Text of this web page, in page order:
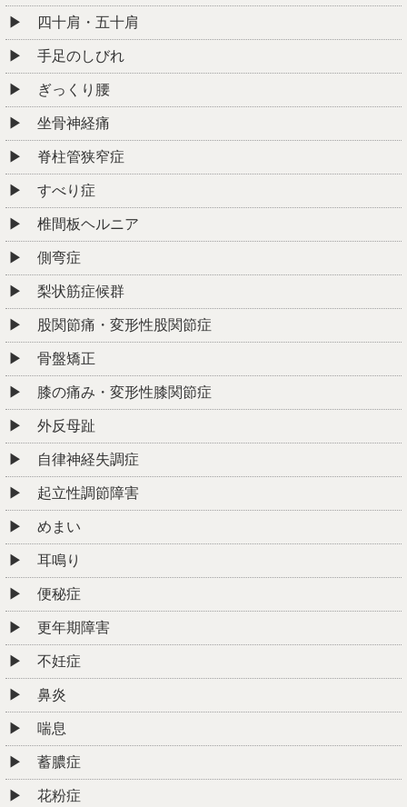
四十肩・五十肩
手足のしびれ
ぎっくり腰
坐骨神経痛
脊柱管狭窄症
すべり症
椎間板ヘルニア
側弯症
梨状筋症候群
股関節痛・変形性股関節症
骨盤矯正
膝の痛み・変形性膝関節症
外反母趾
自律神経失調症
起立性調節障害
めまい
耳鳴り
便秘症
更年期障害
不妊症
鼻炎
喘息
蓄膿症
花粉症